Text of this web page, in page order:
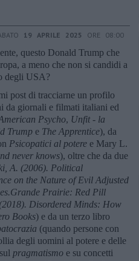
19 APRILE 2025 ORE 08:00
questo Donald Trump che
a meno che non si candidi a
degli USA?
post di tracciarne un profilo
da giornali e filmati italiani ed
Psycho, Unfit - la
Trump e The Apprentice), da
Psicopatici al potere e Mary L.
never knows), oltre che da due
A. (2006). Political
on the Nature of Evil Adjusted
Prairie: Red Pill
Disordered Minds: How
Books) e da un terzo libro
(quando persone con
degli uomini al potere e delle
pragmatismo e su concetti